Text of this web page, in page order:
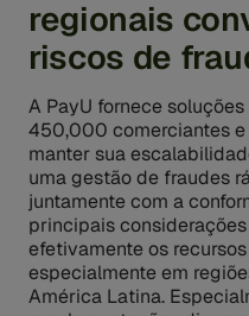
regionais
riscos de
A PayU fornece
450,000 comerciantes e
manter sua
uma gestão de fraudes
juntamente com a
principais
efetivamente os
especialmente em
América Latina.